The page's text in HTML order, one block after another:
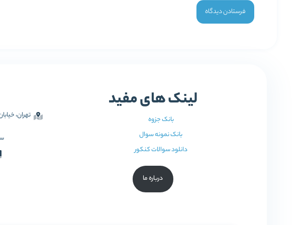
لینک های مفید
بانک جزوه
بانک نمونه سوال
دانلود سوالات کنکور
درباره ما
تهران،